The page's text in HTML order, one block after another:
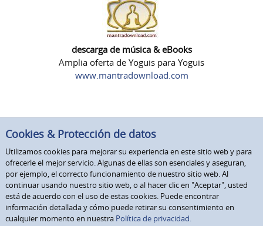
descarga de música & eBooks
Amplia oferta de Yoguis para Yoguis
www.mantradownload.com
Cookies & Protección de datos
Utilizamos cookies para mejorar su experiencia en este sitio web y para
ofrecerle el mejor servicio. Algunas de ellas son esenciales y aseguran,
por ejemplo, el correcto funcionamiento de nuestro sitio web. Al
continuar usando nuestro sitio web, o al hacer clic en "Aceptar", usted
está de acuerdo con el uso de estas cookies. Puede encontrar
información detallada y cómo puede retirar su consentimiento en
cualquier momento en nuestra Política de privacidad.